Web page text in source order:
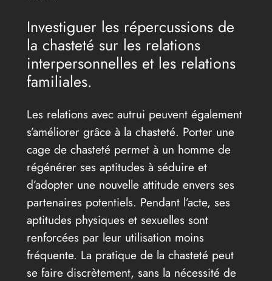
Investiguer les répercussions de
la chasteté sur les relations
interpersonnelles et les relations
familiales.
Les relations avec autrui peuvent également
s’améliorer grâce à la chasteté. Porter une
cage de chasteté permet à un homme de
régénérer ses aptitudes à séduire et
d’adopter une nouvelle attitude envers ses
partenaires potentiels. Pendant l’acte, ses
aptitudes physiques et sexuelles sont
renforcées par leur utilisation moins
fréquente. La pratique de la chasteté peut
se faire discrètement, sans la nécessité de